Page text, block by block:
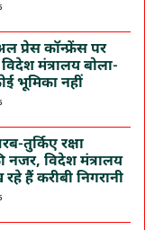
प्रेस कॉन्फ्रेंस पर
मंत्रालय बोला-
भूमिका नहीं
तुर्किए रक्षा
नजर, विदेश मंत्रालय
हैं करीबी निगरानी